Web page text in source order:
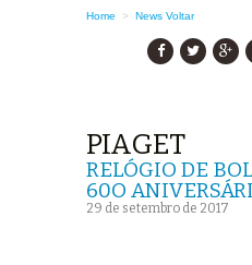
Home > News Voltar
PIAGET
RELÓGIO DE
60O
29 de setembro de 2017